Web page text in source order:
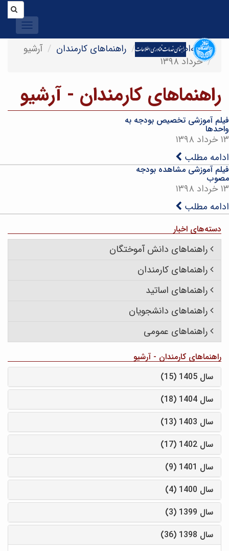
صفحه‌اصلی اخبار راهنماهای کارمندان
آرشیو
خرداد ۱۳۹۸
راهنماهای کارمندان - آرشیو
فیلم آموزشی تخصیص بودجه به
واحدها
۱۳ خرداد ۱۳۹۸
ادامه مطلب
فیلم آموزشی مشاهده بودجه
مصوب
۱۳ خرداد ۱۳۹۸
ادامه مطلب
دسته‌های اخبار
راهنماهای دانش آموختگان
راهنماهای کارمندان
راهنماهای اساتید
راهنماهای دانشجویان
راهنماهای عمومی
راهنماهای کارمندان - آرشیو
سال 1405 (15)
سال 1404 (18)
سال 1403 (13)
سال 1402 (17)
سال 1401 (9)
سال 1400 (4)
سال 1399 (3)
سال 1398 (36)